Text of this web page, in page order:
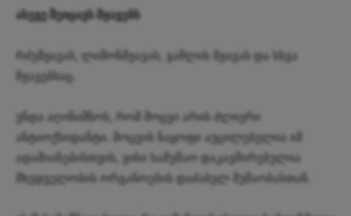
ასევე შეიცავს მჟავებს
რძემჟავას, ლიმონმჟავას, ვაშლის მჟავას და სხვა
მჟავებსაც.
უნდა აღინიშნოს, რომ მოცვი არის ძლიერი
ანტიოქსიდანტი. მოცვის ნაყოფი აუცილებელია იმ
ადამიანებისთვის, ვისი სამუშაო დაკავშირებულია
მხედველობის ორგანოების დაძაბულ მუშაობასთან.